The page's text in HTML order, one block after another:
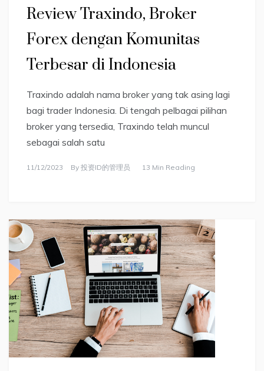
Review Traxindo, Broker
Forex dengan Komunitas
Terbesar di Indonesia
Traxindo adalah nama broker yang tak asing lagi
bagi trader Indonesia. Di tengah pelbagai pilihan
broker yang tersedia, Traxindo telah muncul
sebagai salah satu
11/12/2023 By 投资ID的管理员 13 Min Reading